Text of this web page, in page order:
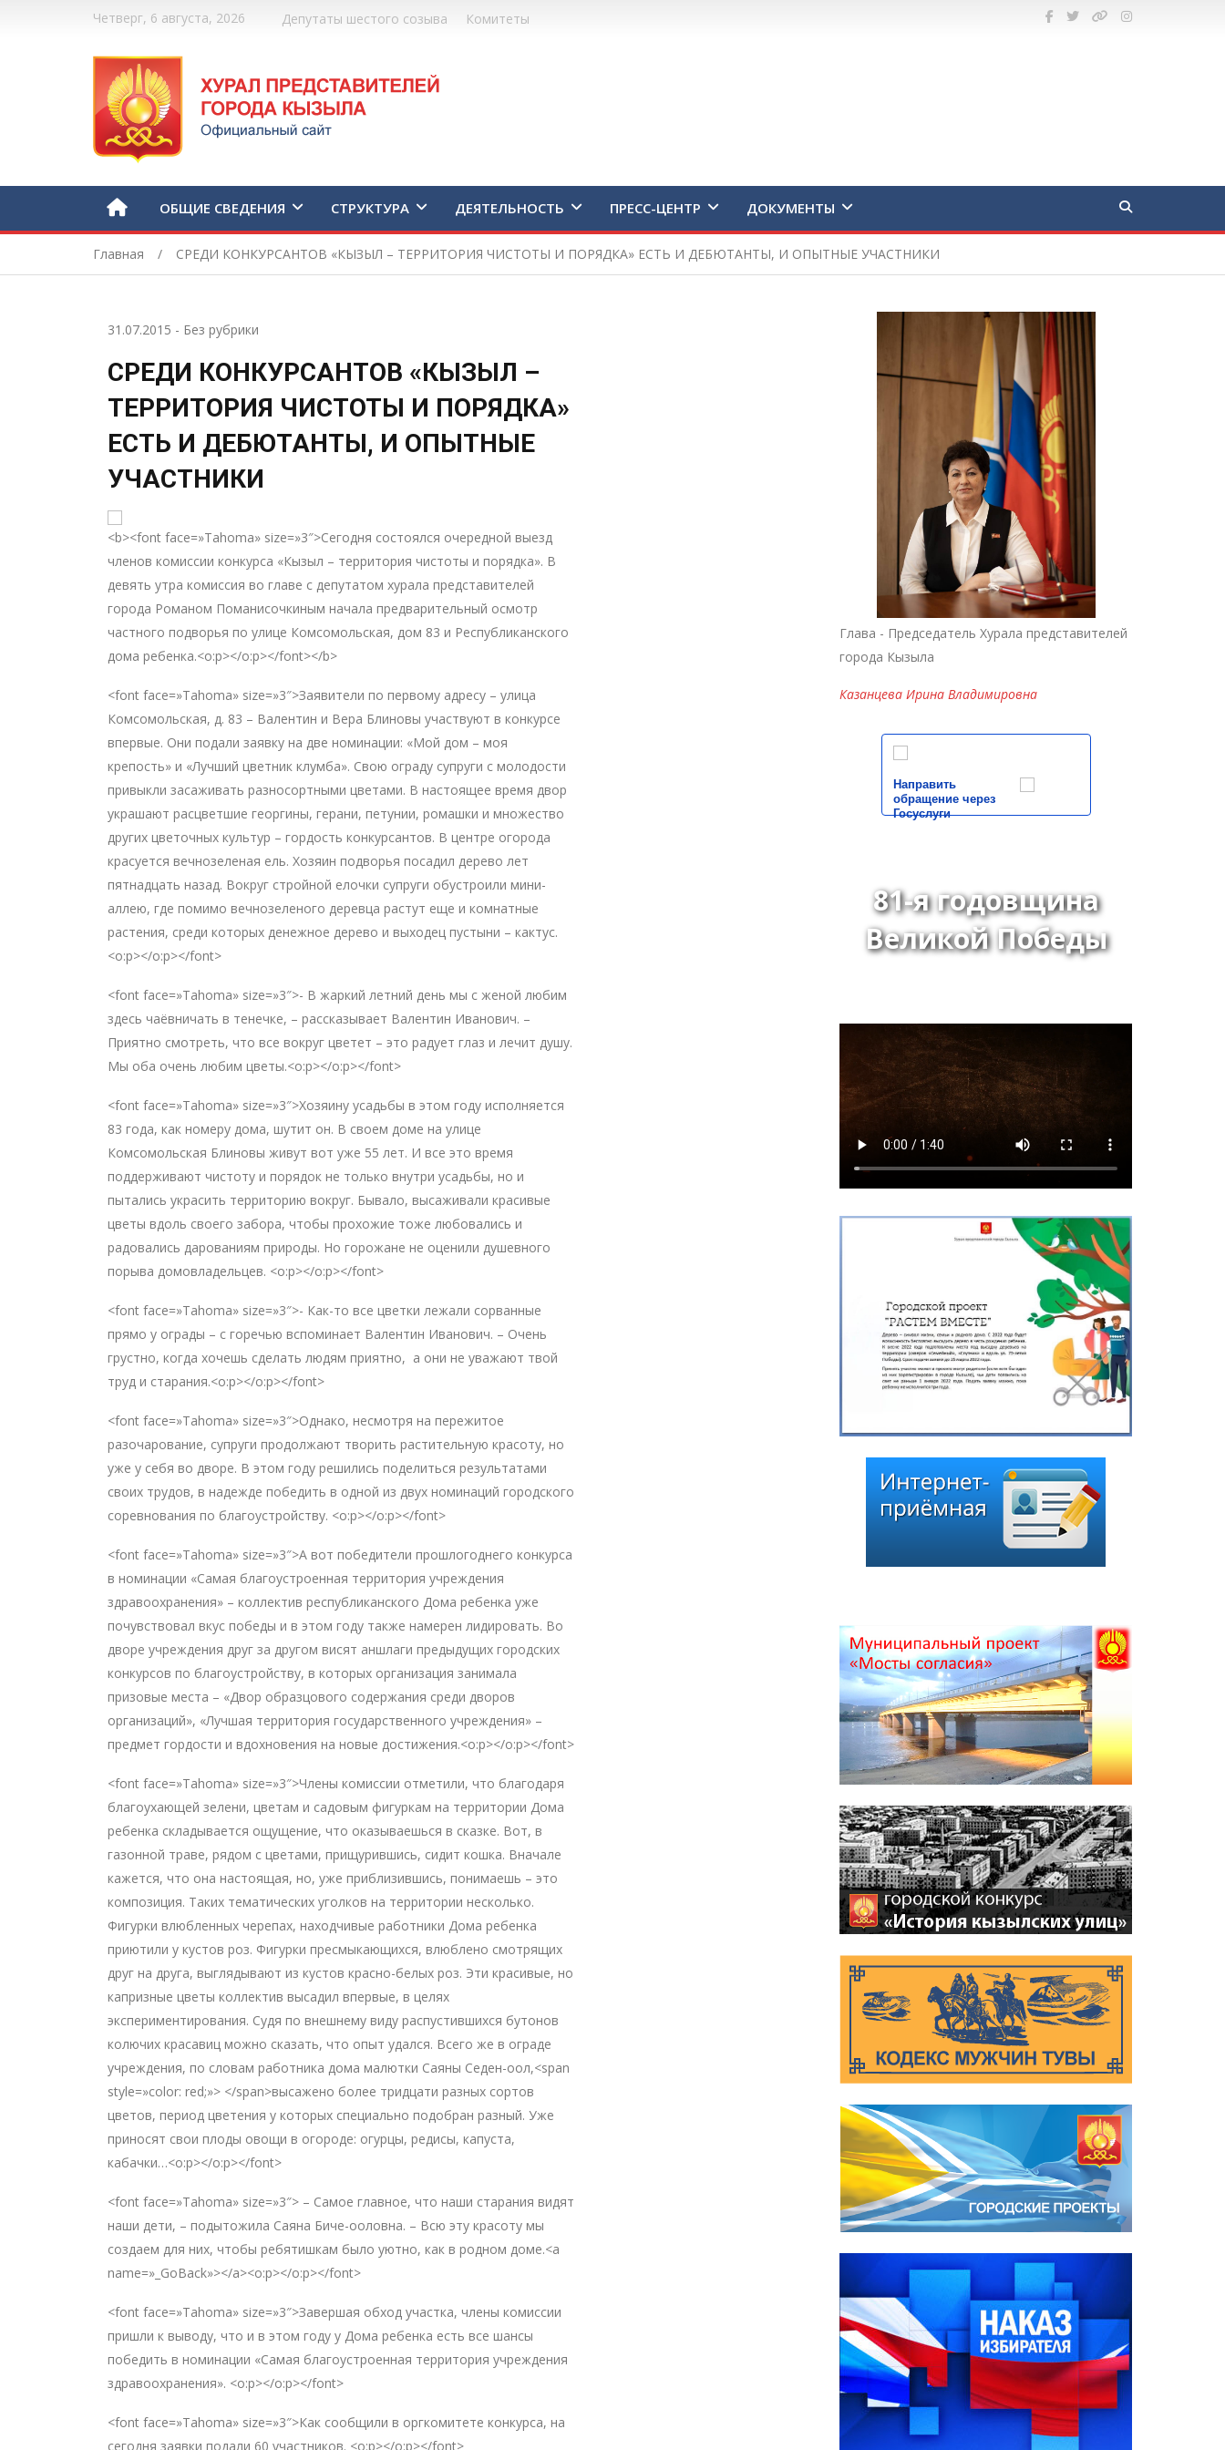
Четверг, 6 августа, 2026 Депутаты шестого созыва Комитеты
ОБЩИЕ СВЕДЕНИЯ СТРУКТУРА ДЕЯТЕЛЬНОСТЬ ПРЕСС-ЦЕНТР ДОКУМЕНТЫ
Главная СРЕДИ КОНКУРСАНТОВ «КЫЗЫЛ – ТЕРРИТОРИЯ ЧИСТОТЫ И ПОРЯДКА» ЕСТЬ И ДЕБЮТАНТЫ, И ОПЫТНЫЕ УЧАСТНИКИ
31.07.2015 - Без рубрики
СРЕДИ КОНКУРСАНТОВ «КЫЗЫЛ –
ТЕРРИТОРИЯ ЧИСТОТЫ И ПОРЯДКА»
ЕСТЬ И ДЕБЮТАНТЫ, И ОПЫТНЫЕ
УЧАСТНИКИ
<b><font face=»Tahoma» size=»3″>Сегодня состоялся очередной выезд
членов комиссии конкурса «Кызыл – территория чистоты и порядка». В
девять утра комиссия во главе с депутатом хурала представителей
города Романом Поманисочкиным начала предварительный осмотр
частного подворья по улице Комсомольская, дом 83 и Республиканского
дома ребенка.<o:p></o:p></font></b>
<font face=»Tahoma» size=»3″>Заявители по первому адресу – улица
Комсомольская, д. 83 – Валентин и Вера Блиновы участвуют в конкурсе
впервые. Они подали заявку на две номинации: «Мой дом – моя
крепость» и «Лучший цветник клумба». Свою ограду супруги с молодости
привыкли засаживать разносортными цветами. В настоящее время двор
украшают расцветшие георгины, герани, петунии, ромашки и множество
других цветочных культур – гордость конкурсантов. В центре огорода
красуется вечнозеленая ель. Хозяин подворья посадил дерево лет
пятнадцать назад. Вокруг стройной елочки супруги обустроили мини-
аллею, где помимо вечнозеленого деревца растут еще и комнатные
растения, среди которых денежное дерево и выходец пустыни – кактус.
<o:p></o:p></font>
<font face=»Tahoma» size=»3″>- В жаркий летний день мы с женой любим
здесь чаёвничать в тенечке, – рассказывает Валентин Иванович. –
Приятно смотреть, что все вокруг цветет – это радует глаз и лечит душу.
Мы оба очень любим цветы.<o:p></o:p></font>
<font face=»Tahoma» size=»3″>Хозяину усадьбы в этом году исполняется
83 года, как номеру дома, шутит он. В своем доме на улице
Комсомольская Блиновы живут вот уже 55 лет. И все это время
поддерживают чистоту и порядок не только внутри усадьбы, но и
пытались украсить территорию вокруг. Бывало, высаживали красивые
цветы вдоль своего забора, чтобы прохожие тоже любовались и
радовались дарованиям природы. Но горожане не оценили душевного
порыва домовладельцев. <o:p></o:p></font>
<font face=»Tahoma» size=»3″>- Как-то все цветки лежали сорванные
прямо у ограды – с горечью вспоминает Валентин Иванович. – Очень
грустно, когда хочешь сделать людям приятно, а они не уважают твой
труд и старания.<o:p></o:p></font>
<font face=»Tahoma» size=»3″>Однако, несмотря на пережитое
разочарование, супруги продолжают творить растительную красоту, но
уже у себя во дворе. В этом году решились поделиться результатами
своих трудов, в надежде победить в одной из двух номинаций городского
соревнования по благоустройству. <o:p></o:p></font>
<font face=»Tahoma» size=»3″>А вот победители прошлогоднего конкурса
в номинации «Самая благоустроенная территория учреждения
здравоохранения» – коллектив республиканского Дома ребенка уже
почувствовал вкус победы и в этом году также намерен лидировать. Во
дворе учреждения друг за другом висят аншлаги предыдущих городских
конкурсов по благоустройству, в которых организация занимала
призовые места – «Двор образцового содержания среди дворов
организаций», «Лучшая территория государственного учреждения» –
предмет гордости и вдохновения на новые достижения.<o:p></o:p></font>
<font face=»Tahoma» size=»3″>Члены комиссии отметили, что благодаря
благоухающей зелени, цветам и садовым фигуркам на территории Дома
ребенка складывается ощущение, что оказываешься в сказке. Вот, в
газонной траве, рядом с цветами, прищурившись, сидит кошка. Вначале
кажется, что она настоящая, но, уже приблизившись, понимаешь – это
композиция. Таких тематических уголков на территории несколько.
Фигурки влюбленных черепах, находчивые работники Дома ребенка
приютили у кустов роз. Фигурки пресмыкающихся, влюблено смотрящих
друг на друга, выглядывают из кустов красно-белых роз. Эти красивые, но
капризные цветы коллектив высадил впервые, в целях
экспериментирования. Судя по внешнему виду распустившихся бутонов
колючих красавиц можно сказать, что опыт удался. Всего же в ограде
учреждения, по словам работника дома малютки Саяны Седен-оол,<span
style=»color: red;»> </span>высажено более тридцати разных сортов
цветов, период цветения у которых специально подобран разный. Уже
приносят свои плоды овощи в огороде: огурцы, редисы, капуста,
кабачки…<o:p></o:p></font>
<font face=»Tahoma» size=»3″> – Самое главное, что наши старания видят
наши дети, – подытожила Саяна Биче-ооловна. – Всю эту красоту мы
создаем для них, чтобы ребятишкам было уютно, как в родном доме.<a
name=»_GoBack»></a><o:p></o:p></font>
<font face=»Tahoma» size=»3″>Завершая обход участка, члены комиссии
пришли к выводу, что и в этом году у Дома ребенка есть все шансы
победить в номинации «Самая благоустроенная территория учреждения
здравоохранения». <o:p></o:p></font>
<font face=»Tahoma» size=»3″>Как сообщили в оргкомитете конкурса, на
сегодня заявки подали 60 участников. <o:p></o:p></font>
Глава - Председатель Хурала представителей
города Кызыла
Казанцева Ирина Владимировна
Направить
обращение через
Госуслуги
81-я годовщина
Великой Победы